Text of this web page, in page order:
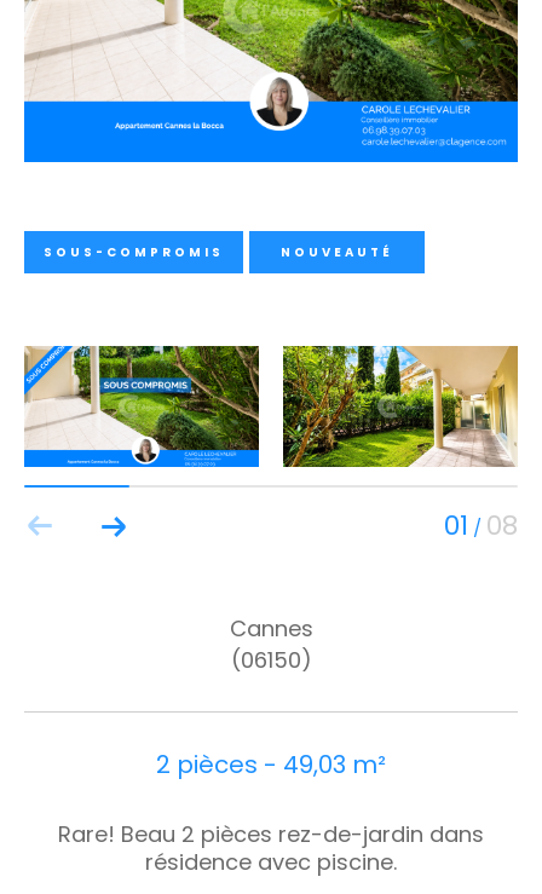
SOUS-COMPROMIS NOUVEAUTÉ
01 / 08
Cannes
(06150)
2 pièces - 49,03 m²
Rare! Beau 2 pièces rez-de-jardin dans
résidence avec piscine.